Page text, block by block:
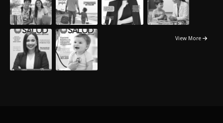
View More